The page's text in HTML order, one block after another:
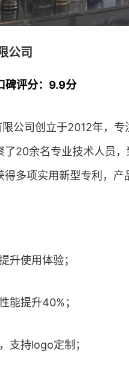
公司
碑评分：9.9分
公司创立于2012年，
20余名专业技术人员
多项实用新型专利，产
使用体验；
提升40%；
持logo定制；